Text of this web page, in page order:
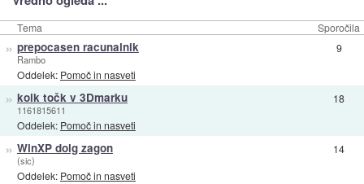
Tema Sporočila
» prepocasen racunalnik
Rambo
Oddelek: Pomoč in nasveti
9
» kolk točk v 3Dmarku
1161815611
Oddelek: Pomoč in nasveti
18
» WinXP dolg zagon
(sic)
Oddelek: Pomoč in nasveti
14